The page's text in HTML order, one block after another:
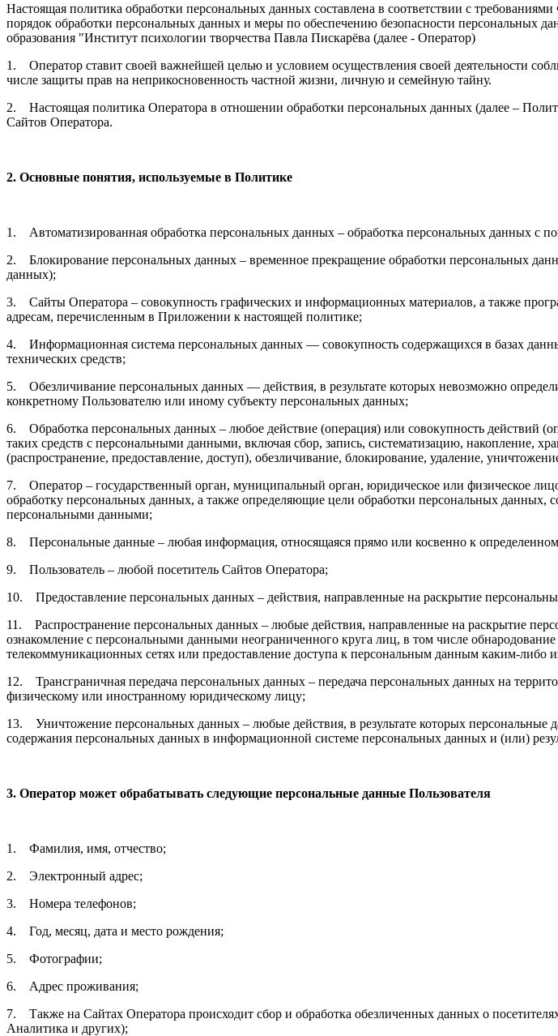
Настоящая политика обработки персональных данных составлена в соответствии с
порядок обработки персональных данных и меры по обеспечению безопасности персональных
образования "Институт психологии творчества Павла Пискарёва (далее - Оператор)
1. Оператор ставит своей важнейшей целью и условием осуществления своей деятельности
числе защиты прав на неприкосновенность частной жизни, личную и семейную тайну.
2. Настоящая политика Оператора в отношении обработки персональных данных (далее –
Сайтов Оператора.
2. Основные понятия, используемые в Политике
1. Автоматизированная обработка персональных данных – обработка персональных данных с
2. Блокирование персональных данных – временное прекращение обработки персональных
данных);
3. Сайты Оператора – совокупность графических и информационных материалов, а также
адресам, перечисленным в Приложении к настоящей политике;
4. Информационная система персональных данных — совокупность содержащихся в базах
технических средств;
5. Обезличивание персональных данных — действия, в результате которых невозможно
конкретному Пользователю или иному субъекту персональных данных;
6. Обработка персональных данных – любое действие (операция) или совокупность действий
таких средств с персональными данными, включая сбор, запись, систематизацию, накопление,
(распространение, предоставление, доступ), обезличивание, блокирование, удаление,
7. Оператор – государственный орган, муниципальный орган, юридическое или физическое
обработку персональных данных, а также определяющие цели обработки персональных
персональными данными;
8. Персональные данные – любая информация, относящаяся прямо или косвенно к
9. Пользователь – любой посетитель Сайтов Оператора;
10. Предоставление персональных данных – действия, направленные на раскрытие
11. Распространение персональных данных – любые действия, направленные на раскрытие
ознакомление с персональными данными неограниченного круга лиц, в том числе
телекоммуникационных сетях или предоставление доступа к персональным данным каким-либо
12. Трансграничная передача персональных данных – передача персональных данных на
физическому или иностранному юридическому лицу;
13. Уничтожение персональных данных – любые действия, в результате которых персональные
содержания персональных данных в информационной системе персональных данных и (или)
3. Оператор может обрабатывать следующие персональные данные Пользователя
1. Фамилия, имя, отчество;
2. Электронный адрес;
3. Номера телефонов;
4. Год, месяц, дата и место рождения;
5. Фотографии;
6. Адрес проживания;
7. Также на Сайтах Оператора происходит сбор и обработка обезличенных данных о
Аналитика и других);